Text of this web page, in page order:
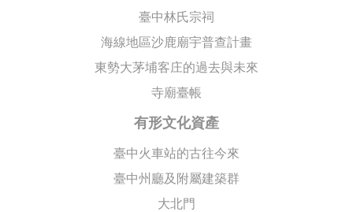
臺中林氏宗祠
海線地區沙鹿廟宇普查計畫
東勢大茅埔客庄的過去與未來
寺廟臺帳
有形文化資產
臺中火車站的古往今來
臺中州廳及附屬建築群
大北門